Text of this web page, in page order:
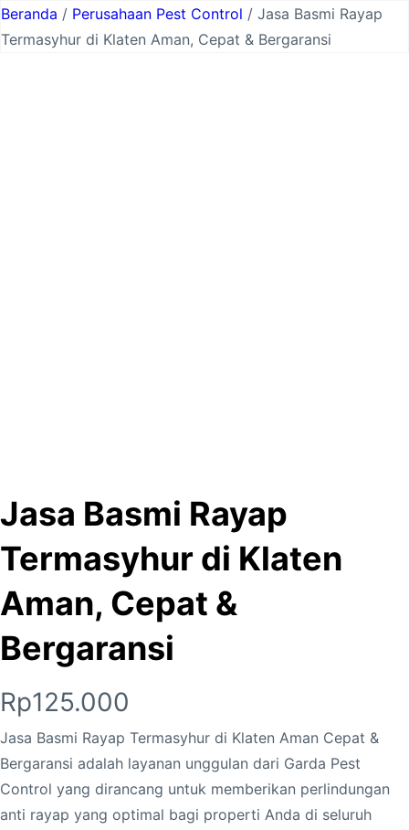
Lewati
ke
Beranda / Perusahaan Pest Control / Jasa Basmi Rayap
Termasyhur di Klaten Aman, Cepat & Bergaransi
Jasa Basmi Rayap
Termasyhur di Klaten
Aman, Cepat &
Bergaransi
Rp125.000
Jasa Basmi Rayap Termasyhur di Klaten Aman Cepat &
Bergaransi adalah layanan unggulan dari Garda Pest
Control yang dirancang untuk memberikan perlindungan
anti rayap yang optimal bagi properti Anda di seluruh